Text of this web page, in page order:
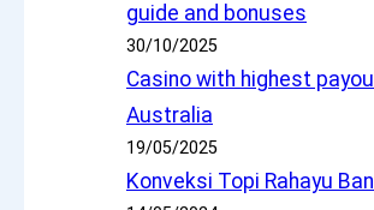
guide and bonuses
30/10/2025
Casino with highest
Australia
19/05/2025
Konveksi Topi Rahayu